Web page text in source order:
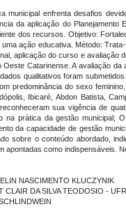
municipal enfrenta desafios
da aplicação do
dos recursos. Objetivo:
uma ação educativa. Método:
aplicação do curso e
Catarinense. A avaliação
qualitativos foram
predominância do sexo
Ibicaré, Abdon Batista,
sua vigência de
na prática da gestão municipal;
da capacidade de gestão
sobre o conteúdo abordado,
apontadas como indispensáveis.
NASCIMENTO KLUCZYNIK
CLAIR DA SILVA TEODOSIO -